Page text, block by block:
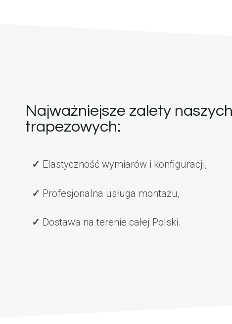
Najważniejsze zalety
trapezowych:
Elastyczność wymiarów i konfiguracji,
Profesjonalna usługa montażu,
Dostawa na terenie całej Polski.